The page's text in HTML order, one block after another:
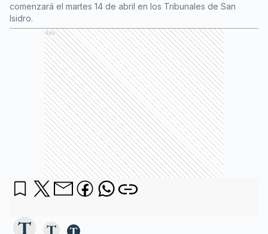
comenzará el martes 14 de abril en los Tribunales de San
Isidro.
Ads